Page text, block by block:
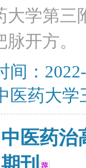
大学第三
开方。
间：
医药大学
中医药治